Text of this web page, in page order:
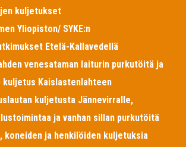
kuljetukset
Yliopiston/ SYKE:n
Etelä-Kallavedellä
venesataman laiturin purkutöitä ja
kuljetus Kaislastenlahteen
kuljetusta Jännevirralle,
ja vanhan sillan purkutöitä
koneiden ja henkilöiden kuljetuksia